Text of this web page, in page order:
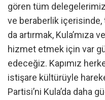
gören tüm
ve beraberlik içerisinde,
da artırmak, Kula’mıza
hizmet etmek için var
edeceğiz. Kapımız
istişare kültürüyle
Partisi’ni Kula’da daha